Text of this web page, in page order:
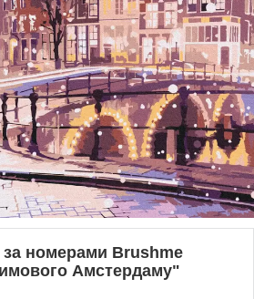
за номерами Brushme
Амстердаму"